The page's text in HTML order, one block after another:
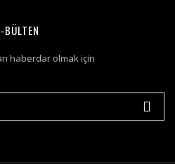
BÜLTEN
haberdar olmak için